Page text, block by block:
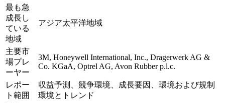
最も急
成長し
ている
地域
アジア太平洋地域
主要市
場プレ
ーヤー
3M, Honeywell International, Inc., Dragerwerk AG &
Co. KGaA, Optrel AG, Avon Rubber p.l.c.
レポー
ト範囲
収益予測、競争環境、成長要因、環境および規制
環境とトレンド